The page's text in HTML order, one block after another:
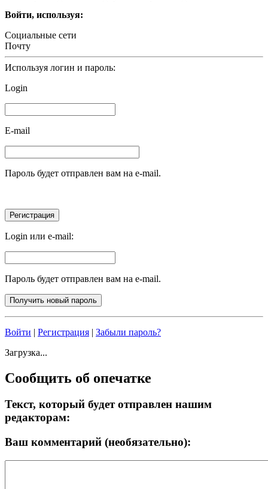
Войти, используя:
Социальные сети
Почту
Используя логин и пароль:
Login
E-mail
Пароль будет отправлен вам на e-mail.
Login или e-mail:
Пароль будет отправлен вам на e-mail.
Войти | Регистрация | Забыли пароль?
Загрузка...
Сообщить об опечатке
Текст, который будет отправлен нашим
редакторам:
Ваш комментарий (необязательно):